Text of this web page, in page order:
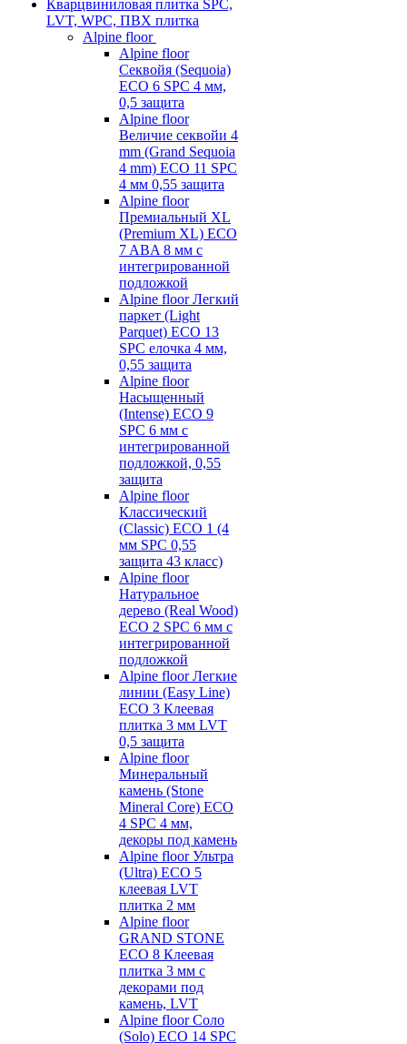
Кварцвиниловая плитка SPC,
LVT, WPC, ПВХ плитка
Alpine floor
Alpine floor
Секвойя (Sequoia)
ECO 6 SPC 4 мм,
0,5 защита
Alpine floor
Величие секвойи 4
mm (Grand Sequoia
4 mm) ECO 11 SPC
4 мм 0,55 защита
Alpine floor
Премиальный XL
(Premium XL) ECO
7 ABA 8 мм с
интегрированной
подложкой
Alpine floor Легкий
паркет (Light
Parquet) ECO 13
SPC елочка 4 мм,
0,55 защита
Alpine floor
Насыщенный
(Intense) ECO 9
SPC 6 мм с
интегрированной
подложкой, 0,55
защита
Alpine floor
Классический
(Classic) ECO 1 (4
мм SPC 0,55
защита 43 класс)
Alpine floor
Натуральное
дерево (Real Wood)
ECO 2 SPC 6 мм с
интегрированной
подложкой
Alpine floor Легкие
линии (Easy Line)
ECO 3 Клеевая
плитка 3 мм LVT
0,5 защита
Alpine floor
Минеральный
камень (Stone
Mineral Core) ECO
4 SPC 4 мм,
декоры под камень
Alpine floor Ультра
(Ultra) ECO 5
клеевая LVT
плитка 2 мм
Alpine floor
GRAND STONE
ECO 8 Клеевая
плитка 3 мм с
декорами под
камень, LVT
Alpine floor Соло
(Solo) ECO 14 SPC